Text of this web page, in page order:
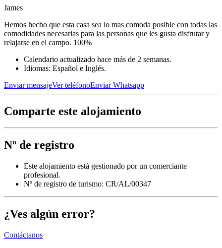
James
Hemos hecho que esta casa sea lo mas comoda posible con todas las
comodidades necesarias para las personas que les gusta disfrutar y
relajarse en el campo. 100%
Calendario actualizado hace más de 2 semanas.
Idiomas: Español e Inglés.
Enviar mensajeVer teléfonoEnviar Whatsapp
Comparte este alojamiento
Nº de registro
Este alojamiento está gestionado por un comerciante
profesional.
Nº de registro de turismo: CR/AL/00347
¿Ves algún error?
Contáctanos